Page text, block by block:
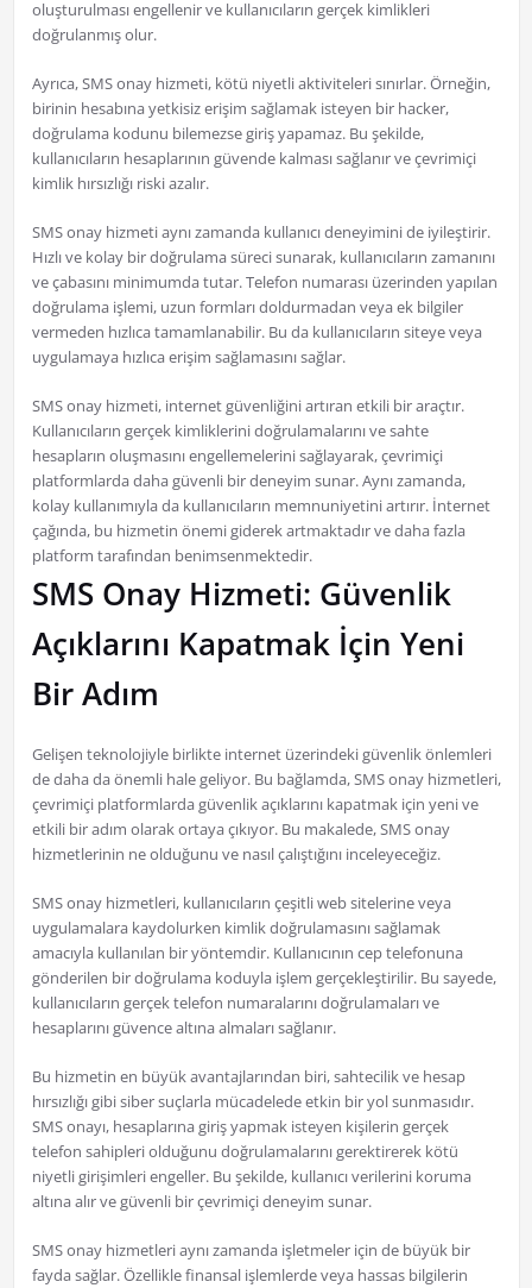
oluşturulması engellenir ve kullanıcıların gerçek kimlikleri
doğrulanmış olur.
Ayrıca, SMS onay hizmeti, kötü niyetli aktiviteleri sınırlar. Örneğin,
birinin hesabına yetkisiz erişim sağlamak isteyen bir hacker,
doğrulama kodunu bilemezse giriş yapamaz. Bu şekilde,
kullanıcıların hesaplarının güvende kalması sağlanır ve çevrimiçi
kimlik hırsızlığı riski azalır.
SMS onay hizmeti aynı zamanda kullanıcı deneyimini de iyileştirir.
Hızlı ve kolay bir doğrulama süreci sunarak, kullanıcıların zamanını
ve çabasını minimumda tutar. Telefon numarası üzerinden yapılan
doğrulama işlemi, uzun formları doldurmadan veya ek bilgiler
vermeden hızlıca tamamlanabilir. Bu da kullanıcıların siteye veya
uygulamaya hızlıca erişim sağlamasını sağlar.
SMS onay hizmeti, internet güvenliğini artıran etkili bir araçtır.
Kullanıcıların gerçek kimliklerini doğrulamalarını ve sahte
hesapların oluşmasını engellemelerini sağlayarak, çevrimiçi
platformlarda daha güvenli bir deneyim sunar. Aynı zamanda,
kolay kullanımıyla da kullanıcıların memnuniyetini artırır. İnternet
çağında, bu hizmetin önemi giderek artmaktadır ve daha fazla
platform tarafından benimsenmektedir.
SMS Onay Hizmeti: Güvenlik
Açıklarını Kapatmak İçin Yeni
Bir Adım
Gelişen teknolojiyle birlikte internet üzerindeki güvenlik önlemleri
de daha da önemli hale geliyor. Bu bağlamda, SMS onay hizmetleri,
çevrimiçi platformlarda güvenlik açıklarını kapatmak için yeni ve
etkili bir adım olarak ortaya çıkıyor. Bu makalede, SMS onay
hizmetlerinin ne olduğunu ve nasıl çalıştığını inceleyeceğiz.
SMS onay hizmetleri, kullanıcıların çeşitli web sitelerine veya
uygulamalara kaydolurken kimlik doğrulamasını sağlamak
amacıyla kullanılan bir yöntemdir. Kullanıcının cep telefonuna
gönderilen bir doğrulama koduyla işlem gerçekleştirilir. Bu sayede,
kullanıcıların gerçek telefon numaralarını doğrulamaları ve
hesaplarını güvence altına almaları sağlanır.
Bu hizmetin en büyük avantajlarından biri, sahtecilik ve hesap
hırsızlığı gibi siber suçlarla mücadelede etkin bir yol sunmasıdır.
SMS onayı, hesaplarına giriş yapmak isteyen kişilerin gerçek
telefon sahipleri olduğunu doğrulamalarını gerektirerek kötü
niyetli girişimleri engeller. Bu şekilde, kullanıcı verilerini koruma
altına alır ve güvenli bir çevrimiçi deneyim sunar.
SMS onay hizmetleri aynı zamanda işletmeler için de büyük bir
fayda sağlar. Özellikle finansal işlemlerde veya hassas bilgilerin